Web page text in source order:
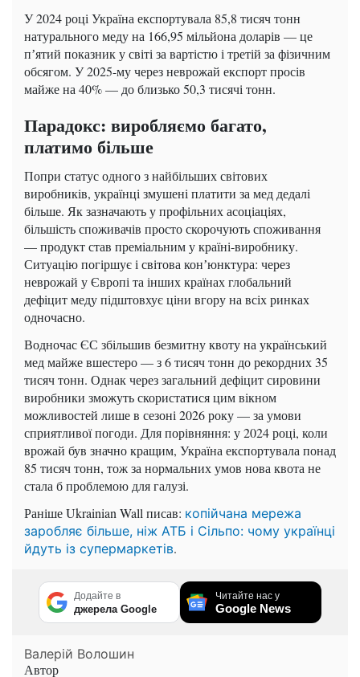
У 2024 році Україна експортувала 85,8 тисяч тонн
натурального меду на 166,95 мільйона доларів — це
пʼятий показник у світі за вартістю і третій за фізичним
обсягом. У 2025-му через неврожай експорт просів
майже на 40% — до близько 50,3 тисячі тонн.
Парадокс: виробляємо багато,
платимо більше
Попри статус одного з найбільших світових
виробників, українці змушені платити за мед дедалі
більше. Як зазначають у профільних асоціаціях,
більшість споживачів просто скорочують споживання
— продукт став преміальним у країні-виробнику.
Ситуацію погіршує і світова конʼюнктура: через
неврожай у Європі та інших країнах глобальний
дефіцит меду підштовхує ціни вгору на всіх ринках
одночасно.
Водночас ЄС збільшив безмитну квоту на український
мед майже вшестеро — з 6 тисяч тонн до рекордних 35
тисяч тонн. Однак через загальний дефіцит сировини
виробники зможуть скористатися цим вікном
можливостей лише в сезоні 2026 року — за умови
сприятливої погоди. Для порівняння: у 2024 році, коли
врожай був значно кращим, Україна експортувала понад
85 тисяч тонн, тож за нормальних умов нова квота не
стала б проблемою для галузі.
Раніше Ukrainian Wall писав: копійчана мережа
заробляє більше, ніж АТБ і Сільпо: чому українці
йдуть із супермаркетів.
Додайте в
джерела Google
Читайте нас у
Google News
Валерій Волошин
Автор